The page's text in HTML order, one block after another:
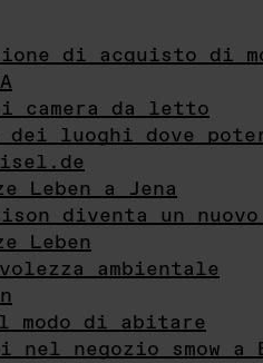
di acquisto di
camera da letto
dei luoghi dove
Leben a Jena
diventa un
Leben
ambientale
modo di abitare
negozio smow a